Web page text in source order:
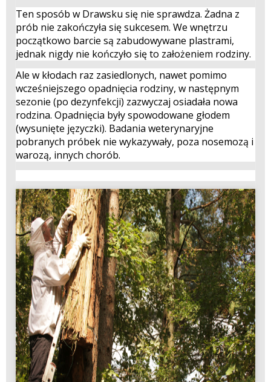
Ten sposób w Drawsku się nie sprawdza. Żadna z
prób nie zakończyła się sukcesem. We wnętrzu
początkowo barcie są zabudowywane plastrami,
jednak nigdy nie kończyło się to założeniem rodziny.
Ale w kłodach raz zasiedlonych, nawet pomimo
wcześniejszego opadnięcia rodziny, w następnym
sezonie (po dezynfekcji) zazwyczaj osiadała nowa
rodzina. Opadnięcia były spowodowane głodem
(wysunięte języczki). Badania weterynaryjne
pobranych próbek nie wykazywały, poza nosemozą i
warozą, innych chorób.